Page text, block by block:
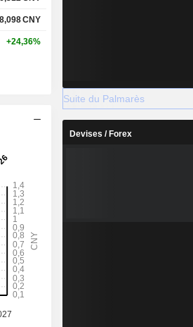
8,098CNY
+24,36%
Suite du Palmarès
Devises / Forex